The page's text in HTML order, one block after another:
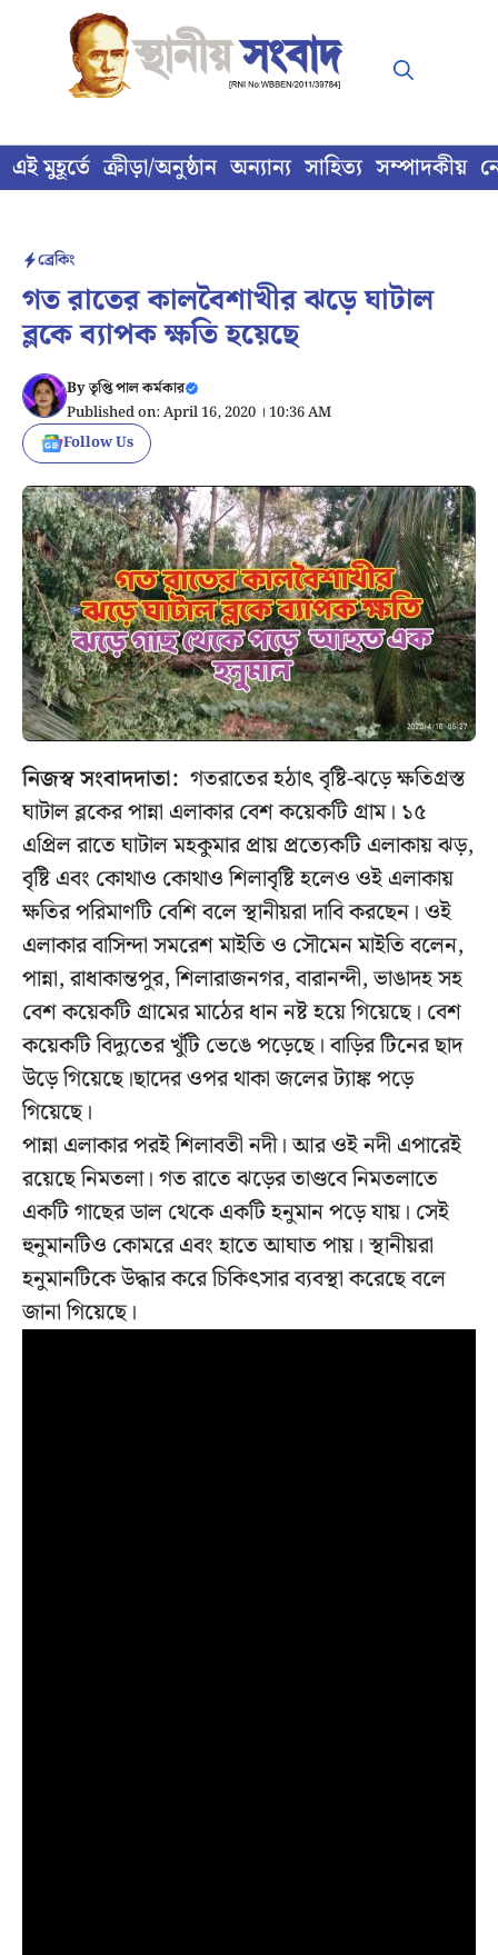
content
এই মুহূর্তে ক্রীড়া/অনুষ্ঠান অন্যান্য সাহিত্য সম্পাদকীয়
ব্রেকিং
গত রাতের কালবৈশাখীর ঝড়ে ঘাটাল
ব্লকে ব্যাপক ক্ষতি হয়েছে
Byতৃপ্তি পাল কর্মকার
Published on: April 16, 2020 । 10:36 AM
Follow Us
নিজস্ব সংবাদদাতা: গতরাতের হঠাৎ বৃষ্টি-ঝড়ে ক্ষতিগ্রস্ত
ঘাটাল ব্লকের পান্না এলাকার বেশ কয়েকটি গ্রাম। ১৫
এপ্রিল রাতে ঘাটাল মহকুমার প্রায় প্রত্যেকটি এলাকায় ঝড়,
বৃষ্টি এবং কোথাও কোথাও শিলাবৃষ্টি হলেও ওই এলাকায়
ক্ষতির পরিমাণটি বেশি বলে স্থানীয়রা দাবি করছেন। ওই
এলাকার বাসিন্দা সমরেশ মাইতি ও সৌমেন মাইতি বলেন,
পান্না, রাধাকান্তপুর, শিলারাজনগর, বারানন্দী, ভাঙাদহ সহ
বেশ কয়েকটি গ্রামের মাঠের ধান নষ্ট হয়ে গিয়েছে। বেশ
কয়েকটি বিদ্যুতের খুঁটি ভেঙে পড়েছে। বাড়ির টিনের ছাদ
উড়ে গিয়েছে।ছাদের ওপর থাকা জলের ট্যাঙ্ক পড়ে
গিয়েছে।
পান্না এলাকার পরই শিলাবতী নদী। আর ওই নদী এপারেই
রয়েছে নিমতলা। গত রাতে ঝড়ের তাণ্ডবে নিমতলাতে
একটি গাছের ডাল থেকে একটি হনুমান পড়ে যায়। সেই
হুনুমানটিও কোমরে এবং হাতে আঘাত পায়। স্থানীয়রা
হনুমানটিকে উদ্ধার করে চিকিৎসার ব্যবস্থা করেছে বলে
জানা গিয়েছে।